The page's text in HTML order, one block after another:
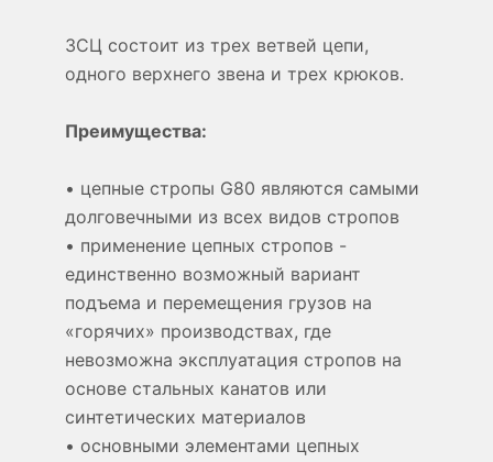
3СЦ состоит из трех ветвей цепи,
одного верхнего звена и трех крюков.
Преимущества:
• цепные стропы G80 являются самыми
долговечными из всех видов стропов
• применение цепных стропов -
единственно возможный вариант
подъема и перемещения грузов на
«горячих» производствах, где
невозможна эксплуатация стропов на
основе стальных канатов или
синтетических материалов
• основными элементами цепных